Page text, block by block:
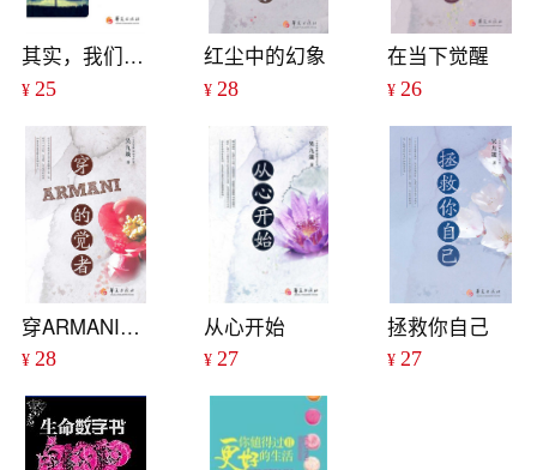
其实，我们都只是宇宙中的泡沫
¥ 25
红尘中的幻象
¥ 28
在当下觉醒
¥ 26
穿ARMANI的觉者
¥ 28
从心开始
¥27
拯救你自己
¥ 27